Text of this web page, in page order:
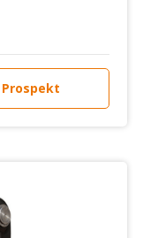
Prospekt